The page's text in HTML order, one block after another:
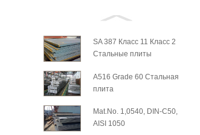
SA 387 Класс 11 Класс 2
Стальные плиты
A516 Grade 60 Стальная
плита
Mat.No. 1,0540, DIN-С50,
AISI 1050